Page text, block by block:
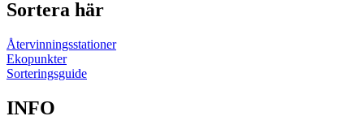
Sortera här
Återvinningsstationer
Ekopunkter
Sorteringsguide
INFO